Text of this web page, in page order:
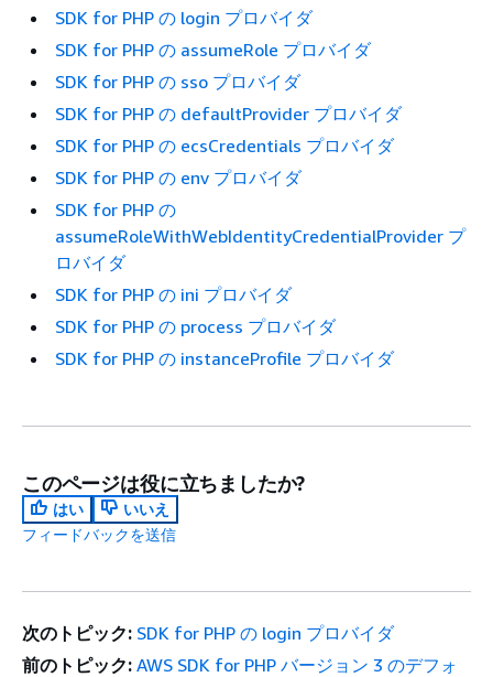
SDK for PHP の login プロバイダ
SDK for PHP の assumeRole プロバイダ
SDK for PHP の sso プロバイダ
SDK for PHP の defaultProvider プロバイダ
SDK for PHP の ecsCredentials プロバイダ
SDK for PHP の env プロバイダ
SDK for PHP の
assumeRoleWithWebIdentityCredentialProvider プ
ロバイダ
SDK for PHP の ini プロバイダ
SDK for PHP の process プロバイダ
SDK for PHP の instanceProfile プロバイダ
このページは役に立ちましたか?
はい
いいえ
フィードバックを送信
次のトピック: SDK for PHP の login プロバイダ
前のトピック: AWS SDK for PHP バージョン 3 のデフォ